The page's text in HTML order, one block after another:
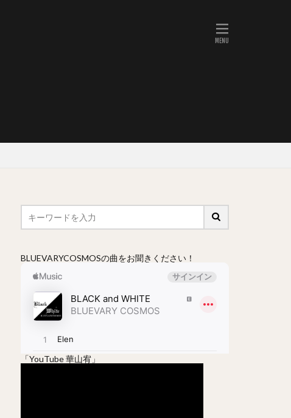
BLUEVARYCOSMOSの曲をお聞きください！
「YouTube 華山宥」